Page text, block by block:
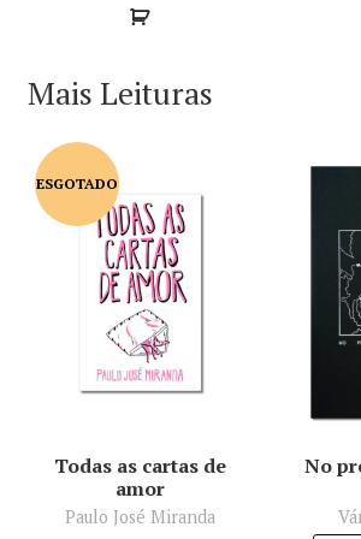
Mais Leituras
ESGOTADO
Todas as cartas de
amor
Paulo José Miranda
No